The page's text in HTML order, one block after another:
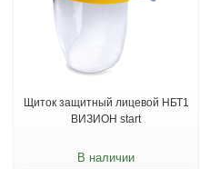
Щиток защитный лицевой НБТ1
ВИЗИОН start
В наличии